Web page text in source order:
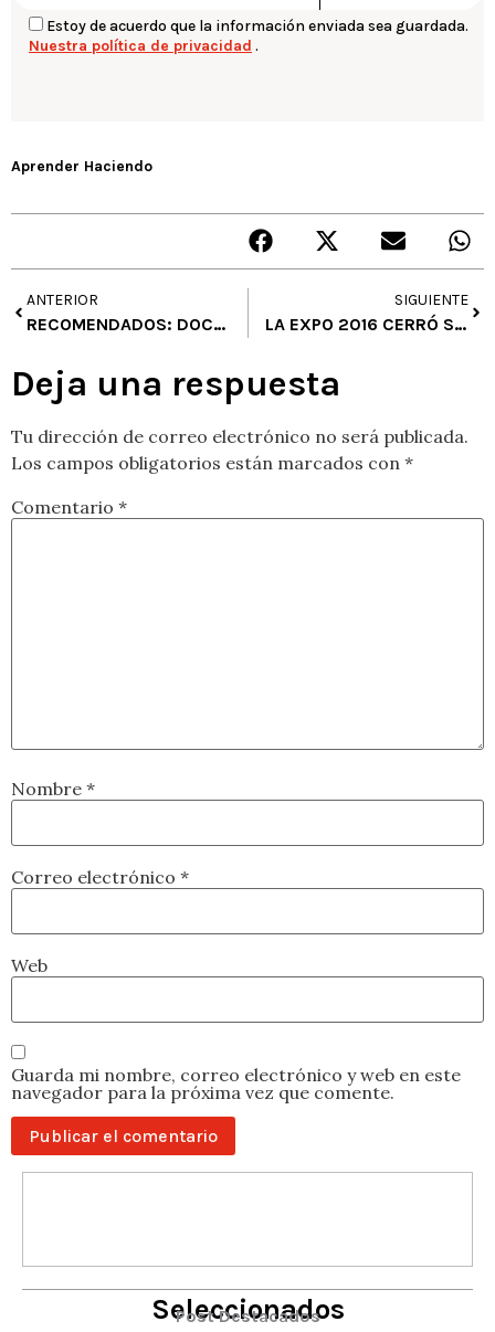
Estoy de acuerdo que la información enviada sea guardada.
Nuestra política de privacidad .
Aprender Haciendo
ANTERIOR
RECOMENDADOS: DOCUMENTAL: ARTE CONTEMPORÁNEO Y PATIOS DE QUITO, LUDANTIA, HABITAT III, PLOM Gallery, Aventura Diminuta
SIGUIENTE
LA EXPO 2016 CERRÓ SUS PUERTAS CON LOS ECOS DE UNA CASA LLENA DE VISITAS
Deja una respuesta
Tu dirección de correo electrónico no será publicada.
Los campos obligatorios están marcados con *
Comentario *
Nombre *
Correo electrónico *
Web
Guarda mi nombre, correo electrónico y web en este
navegador para la próxima vez que comente.
Seleccionados
Post Destacados